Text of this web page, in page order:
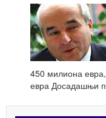
450 милиона
евра Досадашњи